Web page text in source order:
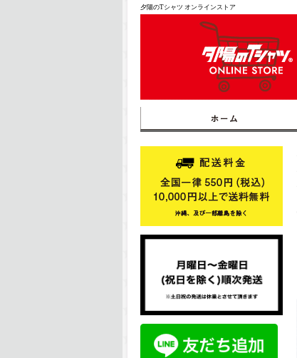
夕陽のTシャツ オンラインストア